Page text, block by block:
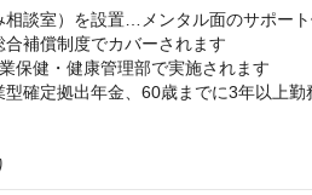
相談室）を設置…メンタル面のサポート
合補償制度でカバーされます
保健・健康管理部で実施されます
型確定拠出年金、60歳までに3年以上勤